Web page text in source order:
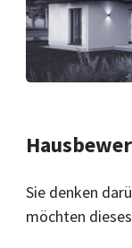
Sie denken
möchten